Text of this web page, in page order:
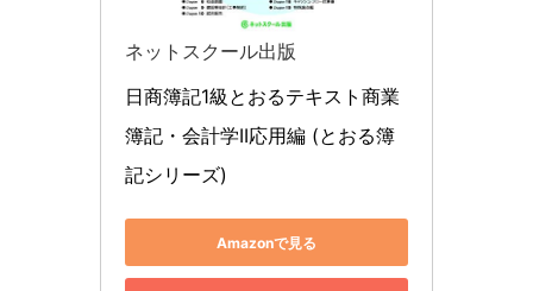
ネットスクール出版
日商簿記1級とおるテキスト商業
簿記・会計学II応用編 (とおる簿
記シリーズ)
Amazonで見る